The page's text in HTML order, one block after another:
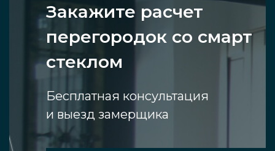
Особенности «умных»
панелей
Специальное смарт-стекло, оно же
поверхности у полотна. Перегородки могут
Закажите расчет
перегородок со смарт
стеклом
Бесплатная консультация
и выезд замерщика